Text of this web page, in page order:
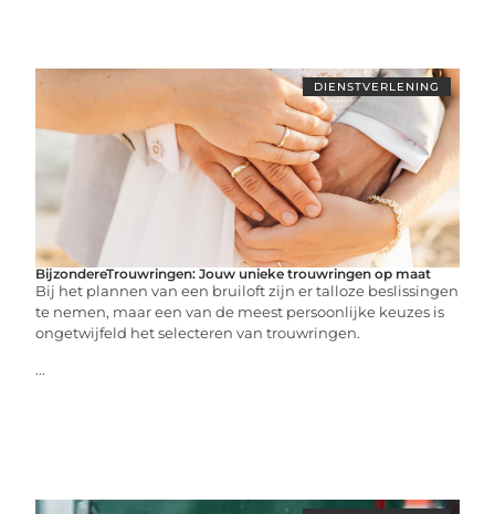
DIENSTVERLENING
BijzondereTrouwringen: Jouw unieke trouwringen op maat
Bij het plannen van een bruiloft zijn er talloze beslissingen
te nemen, maar een van de meest persoonlijke keuzes is
ongetwijfeld het selecteren van trouwringen.
...